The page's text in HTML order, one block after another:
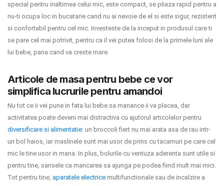
special pentru inaltimea celui mic, este compact, se pliaza rapid pentru a
nu-ti ocupa loc in bucatarie cand nu ai nevoie de el si este sigur, rezistent
si confortabil pentru cel mic. Investeste de la inceput in produsul care ti
se pare cel mai potrivit, pentru ca il vei putea folosi de la primele luni ale
lui bebe, pana cand va creste mare.
Articole de masa pentru bebe ce vor
simplifica lucrurile pentru amandoi
Nu tot ce ii vei pune in fata lui bebe sa manance ii va placea, dar
activitatea poate deveni mai distractiva cu ajutorul articolelor pentru
diversificare si alimentatie: un broccoli fiert nu mai arata asa de rau intr-
un bol haios, iar maslinele sunt mai usor de prins cu tacamuri pe care cel
mic le tine usor in mana. In plus, bolurile cu ventuza aderenta sunt utile si
pentru tine, sansele ca mancarea sa ajunga pe podea fiind mult mai mici.
Tot pentru tine, aparatele electrice multifunctionale sau de incalzire a